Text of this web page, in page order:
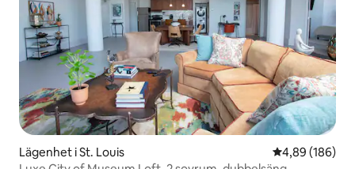
Lägenhet i St. Louis 4,89 av 5 i
4,89 (186)